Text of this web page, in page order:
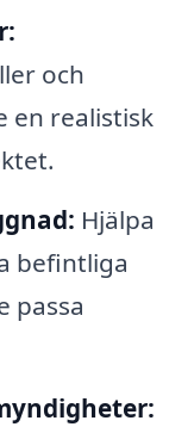
och
en realistisk
Hjälpa
befintliga
passa